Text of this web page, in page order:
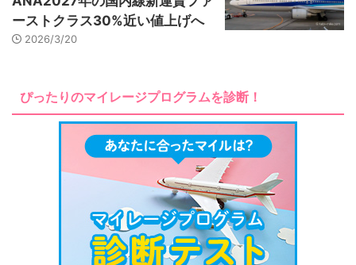
ーストクラス30%近い値上げへ
2026/3/20
ぴったりのマイレージプログラムを診断！